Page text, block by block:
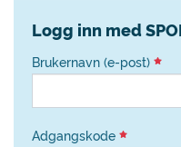
Logg inn med
Brukernavn (e-post)
Adgangskode